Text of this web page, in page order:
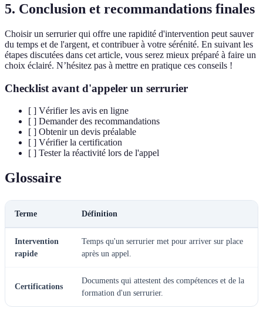
5. Conclusion et recommandations finales
Choisir un serrurier qui offre une rapidité d'intervention peut sauver
du temps et de l'argent, et contribuer à votre sérénité. En suivant les
étapes discutées dans cet article, vous serez mieux préparé à faire un
choix éclairé. N’hésitez pas à mettre en pratique ces conseils !
Checklist avant d'appeler un serrurier
[ ] Vérifier les avis en ligne
[ ] Demander des recommandations
[ ] Obtenir un devis préalable
[ ] Vérifier la certification
[ ] Tester la réactivité lors de l'appel
Glossaire
Terme Définition
Intervention
rapide
Temps qu'un serrurier met pour arriver sur place
après un appel.
Certifications
Documents qui attestent des compétences et de la
formation d'un serrurier.